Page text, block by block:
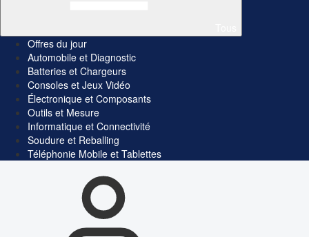
Offres du jour
Automobile et Diagnostic
Batteries et Chargeurs
Consoles et Jeux Vidéo
Électronique et Composants
Outils et Mesure
Informatique et Connectivité
Soudure et Reballing
Téléphonie Mobile et Tablettes